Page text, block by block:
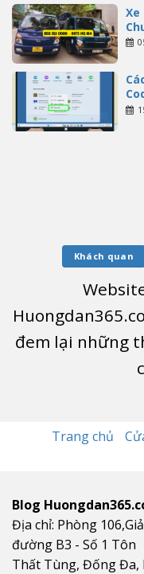
Xe
Khách quan
đem lại những
Trang chủ
Blog
Địa chỉ: Phòng
đường B3 - Số 1 Tôn
Thất Tùng, Đống Đa,